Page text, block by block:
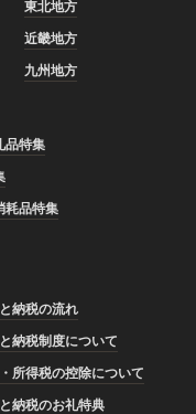
東北地方
近畿地方
九州地方
品特集
耗品特集
納税の流れ
納税制度について
所得税の控除について
納税のお礼特典